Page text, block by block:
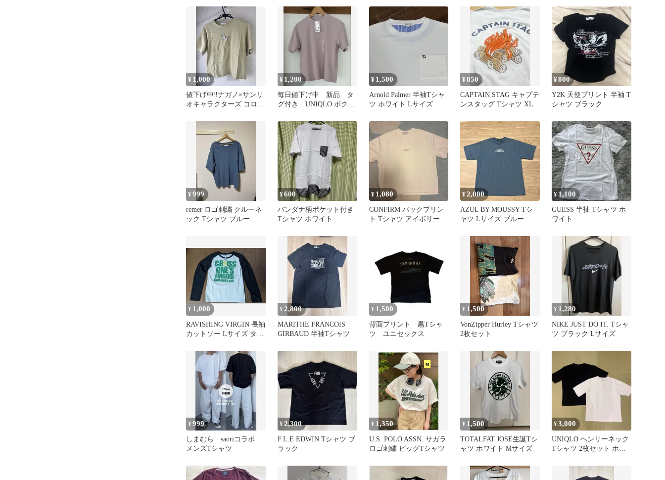
¥ 1,000
値下げ中‼️ナガノ×サンリ
オキャラクターズ コロコ
¥ 1,200
毎日値下げ中 新品 タ
グ付き UNIQLO ボクシ
メンズS
¥ 1,500
Arnold Palmer 半袖Tシャ
ツ ホワイト Lサイズ
¥850
CAPTAIN STAG キャプテ
ンスタッグ Tシャツ XL
¥800
Y2K 天使プリント 半袖 T
シャツ ブラック
¥999
remer ロゴ刺繍 クルーネ
ック Tシャツ ブルー
¥600
バンダナ柄ポケット付き
Tシャツ ホワイト
¥ 1,080
CONFIRM バックプリン
ト Tシャツ アイボリー
¥2,000
AZUL BY MOUSSY Tシ
ャツ Lサイズ ブルー
¥1,100
GUESS 半袖 Tシャツ ホ
ワイト
¥ 1,000
RAVISHING VIRGIN 長袖
カットソー Lサイズ タグ
¥ 2,800
MARITHE FRANCOIS
GIRBAUD 半袖Tシャツ
¥ 1,500
背面プリント 黒Tシャ
ツ ユニセックス
¥ 1,500
VonZipper Hurley Tシャツ
2枚セット
¥ 1,280
NIKE JUST DO IT. Tシャ
ツ ブラック Lサイズ
¥999
しまむら saoriコラボ
メンズTシャツ
¥2,300
F.L.E EDWIN Tシャツ ブ
ラック
¥ 1,350
U.S. POLO ASSN. サガラ
ロゴ刺繍 ビッグTシャツ
¥ 1,500
TOTALFAT JOSE生誕Tシ
ャツ ホワイト Mサイズ
¥3,000
UNIQLO ヘンリーネック
Tシャツ 2枚セット ホワ